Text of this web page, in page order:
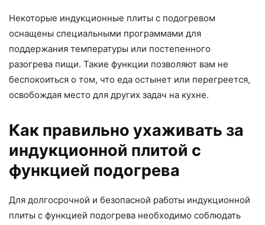
Некоторые индукционные плиты с подогревом
оснащены специальными программами для
поддержания температуры или постепенного
разогрева пищи. Такие функции позволяют вам не
беспокоиться о том, что еда остынет или перегреется,
освобождая место для других задач на кухне.
Как правильно ухаживать за
индукционной плитой с
функцией подогрева
Для долгосрочной и безопасной работы индукционной
плиты с функцией подогрева необходимо соблюдать